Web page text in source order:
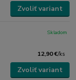
Zvoliť variant
12,90 €/ks
Skladom
Zvoliť variant